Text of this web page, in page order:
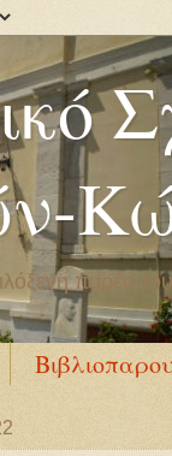
παρέα